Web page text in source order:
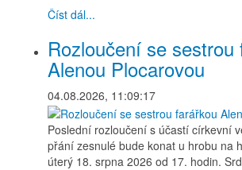
Číst dál...
Rozloučení se sestrou
Alenou Plocarovou
04.08.2026, 11:09:17
Poslední rozloučení s účastí církevní
přání zesnulé bude konat u hrobu na
úterý 18. srpna 2026 od 17. hodin.